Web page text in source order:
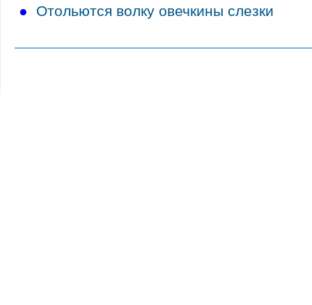
●
Отольются волку овечкины слезки